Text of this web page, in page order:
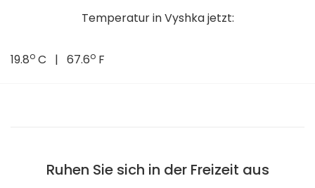
Temperatur in Vyshka jetzt:
19.8o C | 67.6o F
Ruhen Sie sich in der Freizeit aus